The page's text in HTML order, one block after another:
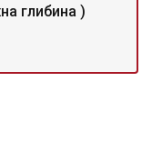
глибина )